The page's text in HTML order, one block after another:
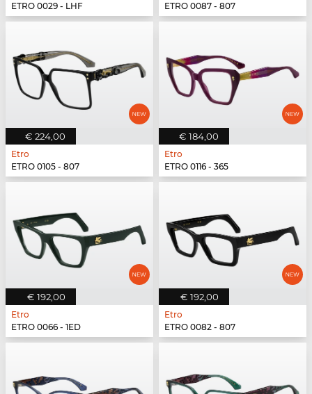
ETRO 0029 - LHF
ETRO 0087 - 807
€ 224,00
Etro
ETRO 0105 - 807
€ 184,00
Etro
ETRO 0116 - 365
€ 192,00
Etro
ETRO 0066 - 1ED
€ 192,00
Etro
ETRO 0082 - 807